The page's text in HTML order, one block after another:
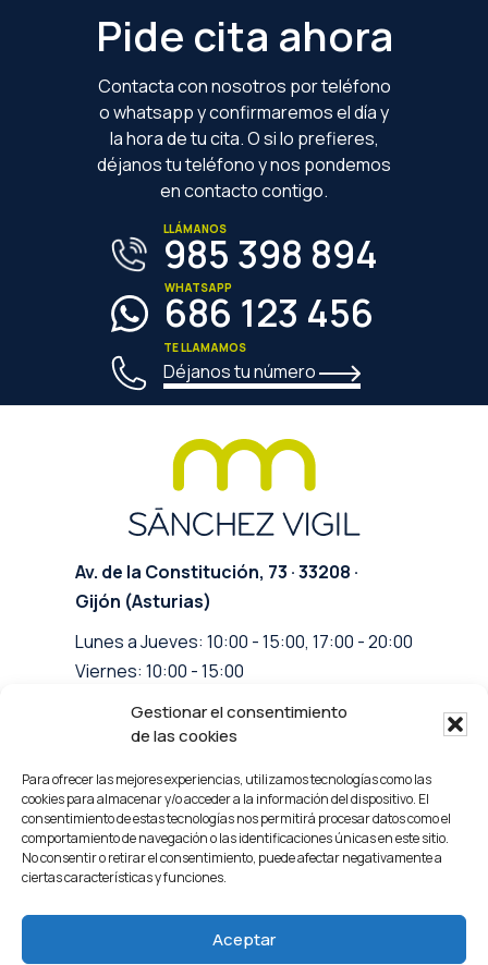
Gestionar el consentimiento
de las cookies
Para ofrecer las mejores experiencias, utilizamos tecnologías como las
cookies para almacenar y/o acceder a la información del dispositivo. El
consentimiento de estas tecnologías nos permitirá procesar datos como el
comportamiento de navegación o las identificaciones únicas en este sitio.
No consentir o retirar el consentimiento, puede afectar negativamente a
ciertas características y funciones.
Aceptar
FooterPide cita ahora
Contacta con nosotros por teléfono
o whatsapp y confirmaremos el día y
la hora de tu cita. O si lo prefieres,
déjanos tu teléfono y nos pondemos
en contacto contigo.
LLÁMANOS
985 398 894
WHATSAPP
686 123 456
TE LLAMAMOS
Déjanos tu número
Av. de la Constitución, 73 · 33208 ·
Gijón (Asturias)
Lunes a Jueves: 10:00 - 15:00, 17:00 - 20:00
Viernes: 10:00 - 15:00
info@clinicasanchezvigil.com
Facebook
Instagram